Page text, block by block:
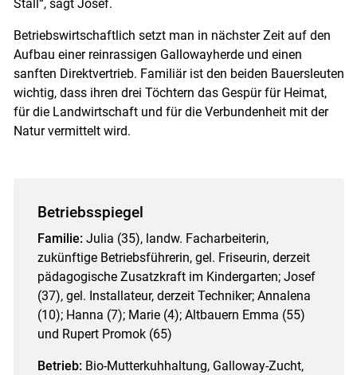
Stall“, sagt Josef.
Betriebswirtschaftlich setzt man in nächster Zeit auf den
Aufbau einer reinrassigen Gallowayherde und einen
sanften Direktvertrieb. Familiär ist den beiden Bauersleuten
wichtig, dass ihren drei Töchtern das Gespür für Heimat,
für die Landwirtschaft und für die Verbundenheit mit der
Natur vermittelt wird.
Betriebsspiegel
Familie: Julia (35), landw. Facharbeiterin,
zukünftige Betriebsführerin, gel. Friseurin, derzeit
pädagogische Zusatzkraft im Kindergarten; Josef
(37), gel. Installateur, derzeit Techniker; Annalena
(10); Hanna (7); Marie (4); Altbauern Emma (55)
und Rupert Promok (65)
Betrieb: Bio-Mutterkuhhaltung, Galloway-Zucht,